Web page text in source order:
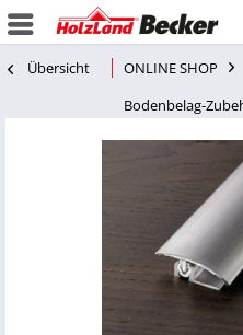
Übersicht ONLINE SHOP
Bodenbelag-